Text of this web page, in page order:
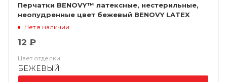
Перчатки BENOVY™ латексные, нестерильные,
неопудренные цвет бежевый BENOVY LATEX
CHLORINATED
Нет в наличии
12 ₽
Цвет отделки
БЕЖЕВЫЙ